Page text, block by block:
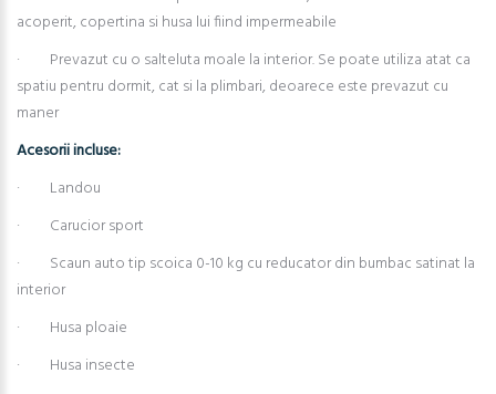
acoperit, copertina si husa lui fiind impermeabile
· Prevazut cu o salteluta moale la interior. Se poate utiliza atat ca
spatiu pentru dormit, cat si la plimbari, deoarece este prevazut cu
maner
Acesorii incluse:
· Landou
· Carucior sport
· Scaun auto tip scoica 0-10 kg cu reducator din bumbac satinat la
interior
· Husa ploaie
· Husa insecte